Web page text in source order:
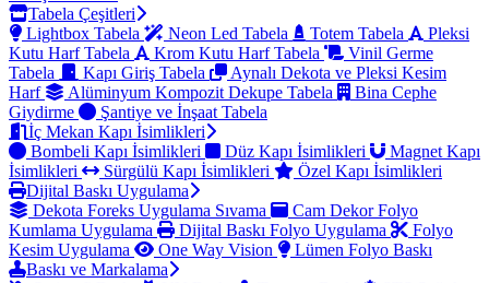
Tabela Çeşitleri
Lightbox Tabela
Neon Led Tabela Totem Tabela
Pleksi
Kutu Harf Tabela
Krom Kutu Harf Tabela
Vinil Germe
Tabela
Kapı Giriş Tabela
Aynalı Dekota ve Pleksi Kesim
Harf
Alüminyum Kompozit Dekupe Tabela
Bina Cephe
Giydirme
Şantiye ve İnşaat Tabela
İç Mekan Kapı İsimlikleri
Bombeli Kapı İsimlikleri
Düz Kapı İsimlikleri
Magnet Kapı
İsimlikleri
Sürgülü Kapı İsimlikleri
Özel Kapı İsimlikleri
Dijital Baskı Uygulama
Dekota Foreks Uygulama Sıvama
Cam Dekor Folyo
Kumlama Uygulama
Dijital Baskı Folyo Uygulama
Folyo
Kesim Uygulama
One Way Vision
Lümen Folyo Baskı
Baskı ve Markalama